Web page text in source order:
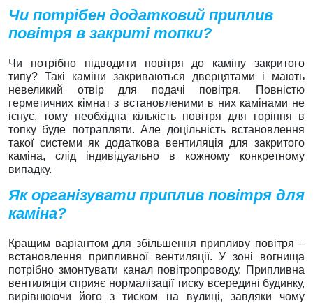
Чи потрібен додатковий приплив
повітря в закриті топки?
Чи потрібно підводити повітря до каміну закритого
типу? Такі каміни закриваються дверцятами і мають
невеликий отвір для подачі повітря. Повністю
герметичних кімнат з встановленими в них камінами не
існує, тому необхідна кількість повітря для горіння в
топку буде потрапляти. Але доцільність встановлення
такої системи як додаткова вентиляція для закритого
каміна, слід індивідуально в кожному конкретному
випадку.
Як організувати приплив повітря для
каміна?
Кращим варіантом для збільшення припливу повітря –
встановлення припливної вентиляції. У зоні вогнища
потрібно змонтувати канал повітропроводу. Припливна
вентиляція сприяє нормалізації тиску всередині будинку,
вирівнюючи його з тиском на вулиці, завдяки чому